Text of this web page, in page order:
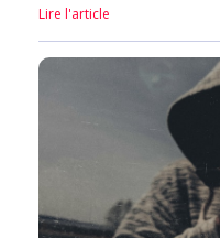
Lire l'article